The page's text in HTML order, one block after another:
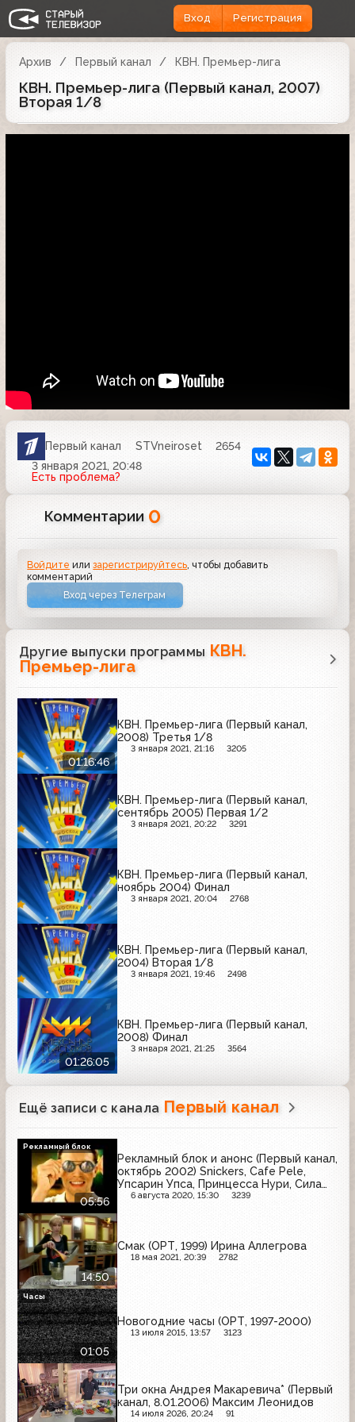
Вход Регистрация
Архив Первый канал КВН. Премьер-лига
КВН. Премьер-лига (Первый канал, 2007)
Вторая 1/8
Первый канал STVneiroset
2654
3 января 2021, 20:48
Есть проблема?
Комментарии 0
Войдите илизарегистрируйтесь , чтобы добавить
комментарий
Вход через Телеграм
Другие выпуски программы КВН.
Премьер-лига
01:16:46
КВН. Премьер-лига (Первый канал,
2008) Третья 1/8
3 января 2021, 21:16 3205
КВН. Премьер-лига (Первый канал,
сентябрь 2005) Первая 1/2
3 января 2021, 20:22 3291
КВН. Премьер-лига (Первый канал,
ноябрь 2004) Финал
3 января 2021, 20:04 2768
КВН. Премьер-лига (Первый канал,
2004) Вторая 1/8
3 января 2021, 19:46 2498
01:26:05
КВН. Премьер-лига (Первый канал,
2008) Финал
3 января 2021, 21:25 3564
Ещё записи с канала Первый канал
05:56
Рекламный блок и анонс (Первый канал,
октябрь 2002) Snickers, Cafe Pele,
Упсарин Упса, Принцесса Нури, Сила
лета, Nivea, Даниссимо, KitKat, Tchibo
6 августа 2020, 15:30 3239
Рекламный блок
14:50
Смак (ОРТ, 1999) Ирина Аллегрова
18 мая 2021, 20:39 2782
01:05
Новогодние часы (ОРТ, 1997-2000)
13 июля 2015, 13:57 3123
Часы
Три окна Андрея Макаревича* (Первый
канал, 8.01.2006) Максим Леонидов
14 июля 2026, 20:24 91